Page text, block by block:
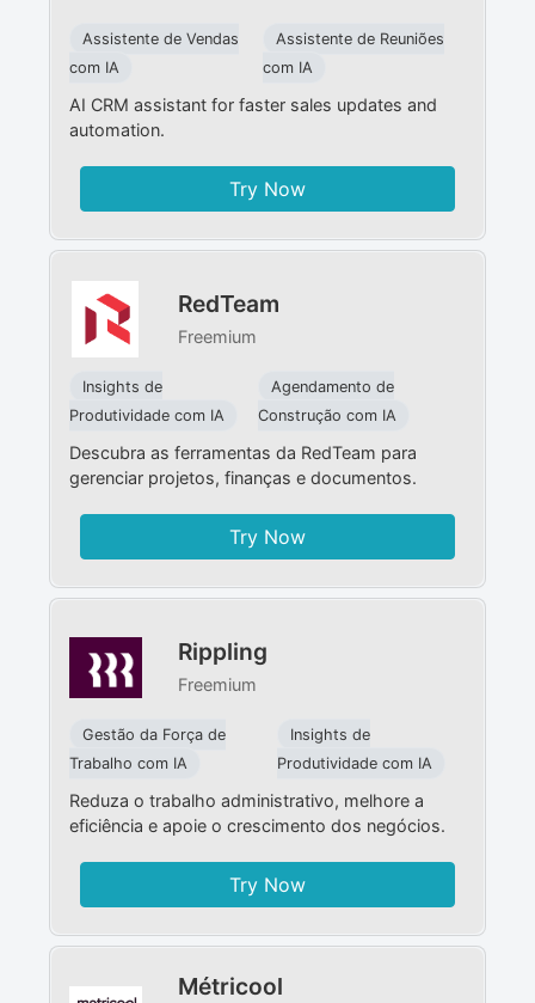
Assistente de Vendas
com IA
Assistente de Reuniões
com IA
AI CRM assistant for faster sales updates and
automation.
Try Now
RedTeam
Freemium
Insights de
Produtividade com IA
Agendamento de
Construção com IA
Descubra as ferramentas da RedTeam para
gerenciar projetos, finanças e documentos.
Try Now
Rippling
Freemium
Gestão da Força de
Trabalho com IA
Insights de
Produtividade com IA
Reduza o trabalho administrativo, melhore a
eficiência e apoie o crescimento dos negócios.
Try Now
Métricool